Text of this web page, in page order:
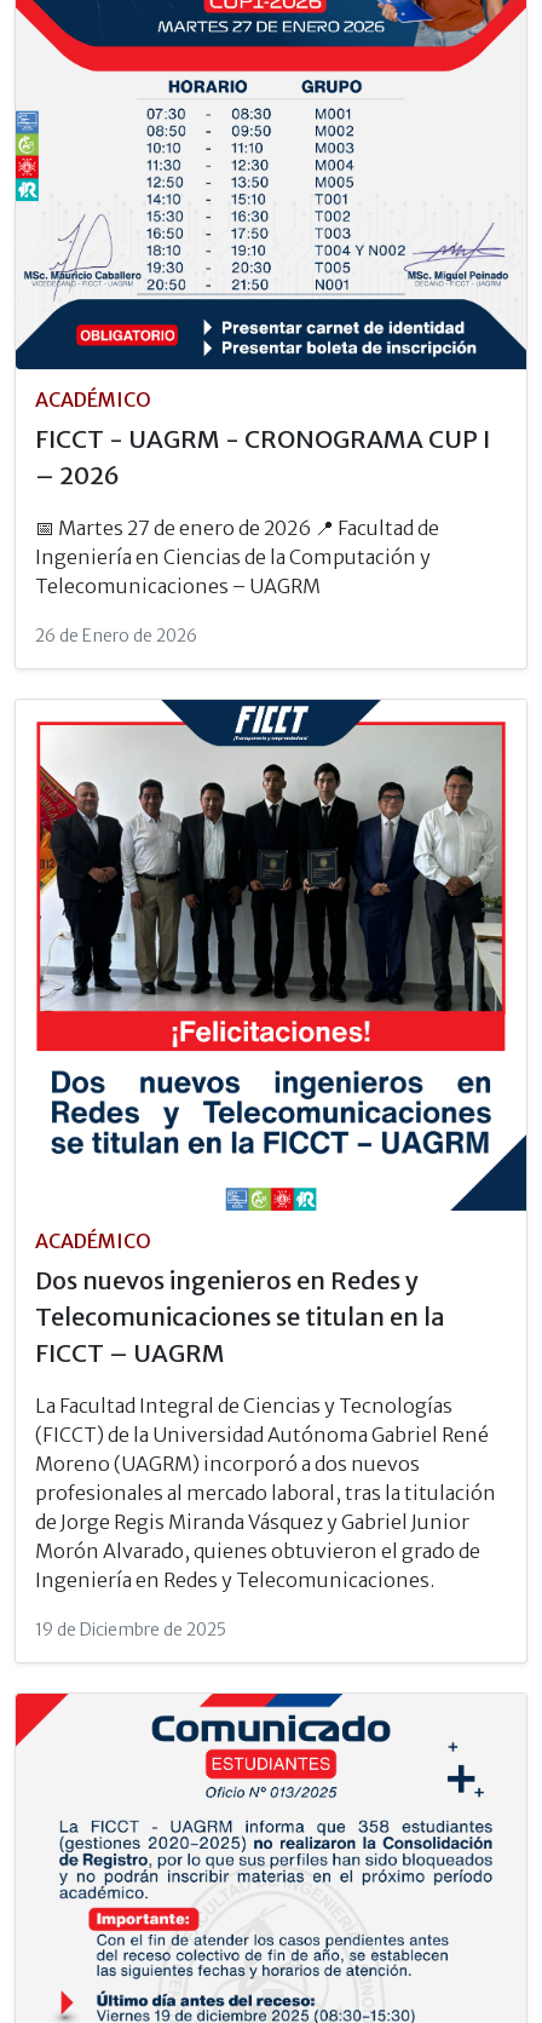
ACADÉMICO
FICCT - UAGRM - CRONOGRAMA CUP I
– 2026
📅 Martes 27 de enero de 2026 📍 Facultad de
Ingeniería en Ciencias de la Computación y
Telecomunicaciones – UAGRM
26 de Enero de 2026
ACADÉMICO
Dos nuevos ingenieros en Redes y
Telecomunicaciones se titulan en la
FICCT – UAGRM
La Facultad Integral de Ciencias y Tecnologías
(FICCT) de la Universidad Autónoma Gabriel René
Moreno (UAGRM) incorporó a dos nuevos
profesionales al mercado laboral, tras la titulación
de Jorge Regis Miranda Vásquez y Gabriel Junior
Morón Alvarado, quienes obtuvieron el grado de
Ingeniería en Redes y Telecomunicaciones.
19 de Diciembre de 2025